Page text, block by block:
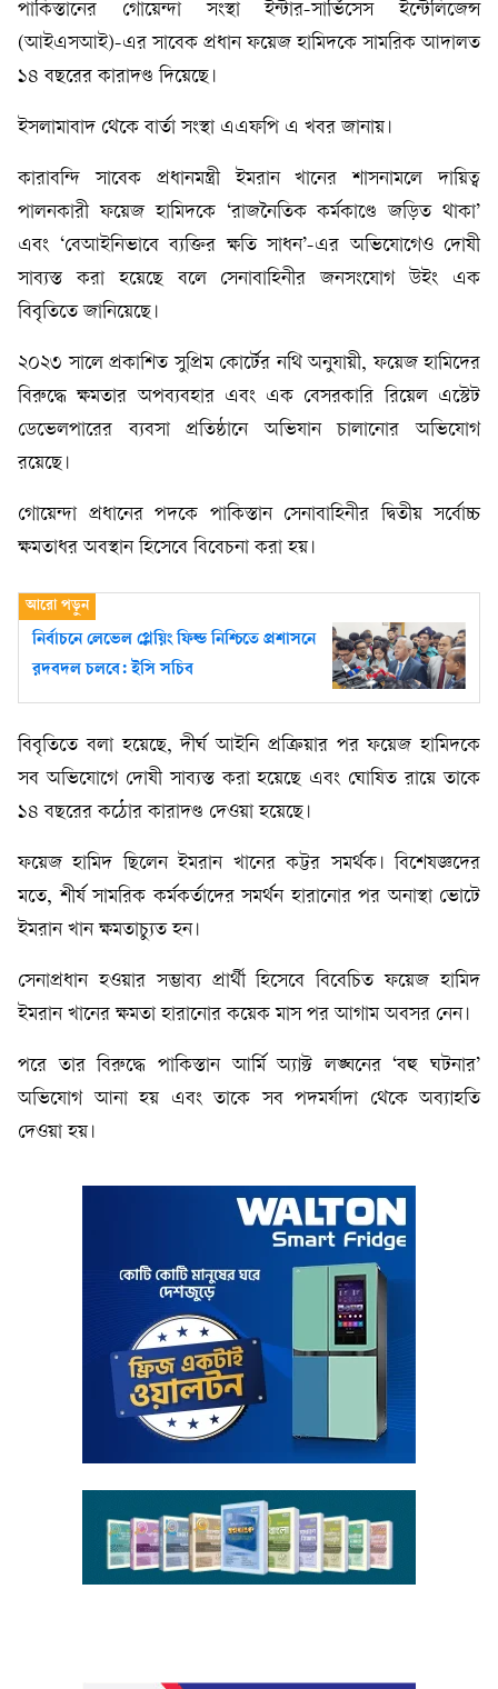
পাকিস্তানের গোয়েন্দা সংস্থা ইন্টার-সার্ভিসেস ইন্টেলিজেন্স
(আইএসআই)-এর সাবেক প্রধান ফয়েজ হামিদকে সামরিক আদালত
১৪ বছরের কারাদণ্ড দিয়েছে।
ইসলামাবাদ থেকে বার্তা সংস্থা এএফপি এ খবর জানায়।
কারাবন্দি সাবেক প্রধানমন্ত্রী ইমরান খানের শাসনামলে দায়িত্ব
পালনকারী ফয়েজ হামিদকে ‘রাজনৈতিক কর্মকাণ্ডে জড়িত থাকা’
এবং ‘বেআইনিভাবে ব্যক্তির ক্ষতি সাধন’-এর অভিযোগেও দোষী
সাব্যস্ত করা হয়েছে বলে সেনাবাহিনীর জনসংযোগ উইং এক
বিবৃতিতে জানিয়েছে।
২০২৩ সালে প্রকাশিত সুপ্রিম কোর্টের নথি অনুযায়ী, ফয়েজ হামিদের
বিরুদ্ধে ক্ষমতার অপব্যবহার এবং এক বেসরকারি রিয়েল এস্টেট
ডেভেলপারের ব্যবসা প্রতিষ্ঠানে অভিযান চালানোর অভিযোগ
রয়েছে।
গোয়েন্দা প্রধানের পদকে পাকিস্তান সেনাবাহিনীর দ্বিতীয় সর্বোচ্চ
ক্ষমতাধর অবস্থান হিসেবে বিবেচনা করা হয়।
নির্বাচনে লেভেল প্লেয়িং ফিল্ড নিশ্চিতে প্রশাসনে
রদবদল চলবে: ইসি সচিব
বিবৃতিতে বলা হয়েছে, দীর্ঘ আইনি প্রক্রিয়ার পর ফয়েজ হামিদকে
সব অভিযোগে দোষী সাব্যস্ত করা হয়েছে এবং ঘোষিত রায়ে তাকে
১৪ বছরের কঠোর কারাদণ্ড দেওয়া হয়েছে।
ফয়েজ হামিদ ছিলেন ইমরান খানের কট্টর সমর্থক। বিশেষজ্ঞদের
মতে, শীর্ষ সামরিক কর্মকর্তাদের সমর্থন হারানোর পর অনাস্থা ভোটে
ইমরান খান ক্ষমতাচ্যুত হন।
সেনাপ্রধান হওয়ার সম্ভাব্য প্রার্থী হিসেবে বিবেচিত ফয়েজ হামিদ
ইমরান খানের ক্ষমতা হারানোর কয়েক মাস পর আগাম অবসর নেন।
পরে তার বিরুদ্ধে পাকিস্তান আর্মি অ্যাক্ট লঙ্ঘনের ‘বহু ঘটনার’
অভিযোগ আনা হয় এবং তাকে সব পদমর্যাদা থেকে অব্যাহতি
দেওয়া হয়।